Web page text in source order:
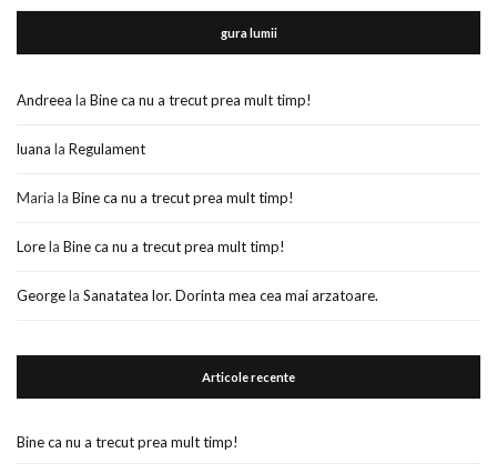
gura lumii
Andreea la Bine ca nu a trecut prea mult timp!
luana la Regulament
Maria la Bine ca nu a trecut prea mult timp!
Lorela Bine ca nu a trecut prea mult timp!
Georgela Sanatatea lor. Dorinta mea cea mai arzatoare.
Articole recente
Bine ca nu a trecut prea mult timp!